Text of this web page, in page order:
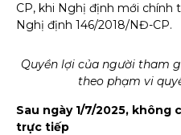
CP, khi Nghị định mới chính
Nghị định 146/2018/NĐ-CP.
Quyền lợi của người tham
theo phạm vi
Sau ngày 1/7/2025,
trực tiếp